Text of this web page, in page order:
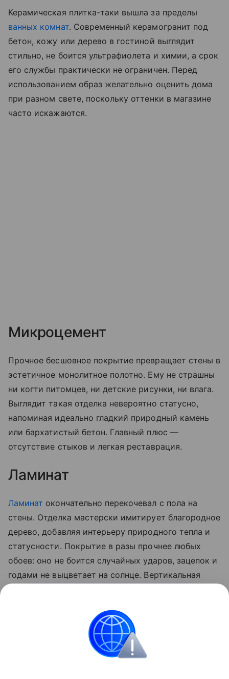
Керамическая плитка-таки вышла за пределы
ванных комнат. Современный керамогранит под
бетон, кожу или дерево в гостиной выглядит
стильно, не боится ультрафиолета и химии, а срок
его службы практически не ограничен. Перед
использованием образ желательно оценить дома
при разном свете, поскольку оттенки в магазине
часто искажаются.
Микроцемент
Прочное бесшовное покрытие превращает стены в
эстетичное монолитное полотно. Ему не страшны
ни когти питомцев, ни детские рисунки, ни влага.
Выглядит такая отделка невероятно статусно,
напоминая идеально гладкий природный камень
или бархатистый бетон. Главный плюс —
отсутствие стыков и легкая реставрация.
Ламинат
Ламинат окончательно перекочевал с пола на
стены. Отделка мастерски имитирует благородное
дерево, добавляя интерьеру природного тепла и
статусности. Покрытие в разы прочнее любых
обоев: оно не боится случайных ударов, зацепок и
годами не выцветает на солнце. Вертикальная
идеальный выбор для уютной акцентной стены в
спальне или практичной отделки в прихожую.